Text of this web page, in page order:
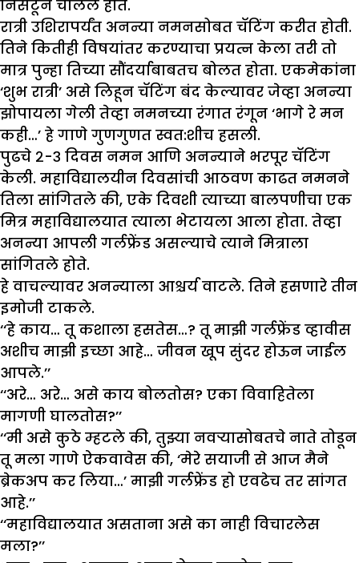
निसटून चालले होते.
रात्री उशिरापर्यंत अनन्या नमनसोबत चॅटिंग करीत होती.
तिने कितीही विषयांतर करण्याचा प्रयत्न केला तरी तो
मात्र पुन्हा तिच्या सौंदर्याबाबतच बोलत होता. एकमेकांना
‘शुभ रात्री’ असे लिहून चॅटिंग बंद केल्यावर जेव्हा अनन्या
झोपायला गेली तेव्हा नमनच्या रंगात रंगून ‘भागे रे मन
कही…’ हे गाणे गुणगुणत स्वत:शीच हसली.
पुढचे २-३ दिवस नमन आणि अनन्याने भरपूर चॅटिंग
केली. महाविद्यालयीन दिवसांची आठवण काढत नमनने
तिला सांगितले की, एके दिवशी त्याच्या बालपणीचा एक
मित्र महाविद्यालयात त्याला भेटायला आला होता. तेव्हा
अनन्या आपली गर्लफ्रेंड असल्याचे त्याने मित्राला
सांगितले होते.
हे वाचल्यावर अनन्याला आश्चर्य वाटले. तिने हसणारे तीन
इमोजी टाकले.
‘‘हे काय… तू कशाला हसतेस…? तू माझी गर्लफ्रेंड व्हावीस
अशीच माझी इच्छा आहे… जीवन खूप सुंदर होऊन जाईल
आपले.’’
‘‘अरे… अरे… असे काय बोलतोस? एका विवाहितेला
मागणी घालतोस?’’
‘‘मी असे कुठे म्हटले की, तुझ्या नवऱ्यासोबतचे नाते तोडून
तू मला गाणे ऐकवावेस की, ‘मेरे सयाजी से आज मैने
ब्रेकअप कर लिया…’ माझी गर्लफ्रेंड हो एवढेच तर सांगत
आहे.’’
‘‘महाविद्यालयात असताना असे का नाही विचारलेस
मला?’’